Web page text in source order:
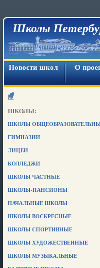
Школы
Новости школ О
ШКОЛЫ:
ШКОЛЫ
ГИМНАЗИИ
ЛИЦЕИ
КОЛЛЕДЖИ
ШКОЛЫ ЧАСТНЫЕ
ШКОЛЫ-ПАНСИОНЫ
НАЧАЛЬНЫЕ ШКОЛЫ
ШКОЛЫ ВОСКРЕСНЫЕ
ШКОЛЫ СПОРТИВНЫЕ
ШКОЛЫ ХУДОЖЕСТВЕННЫЕ
ШКОЛЫ МУЗЫКАЛЬНЫЕ